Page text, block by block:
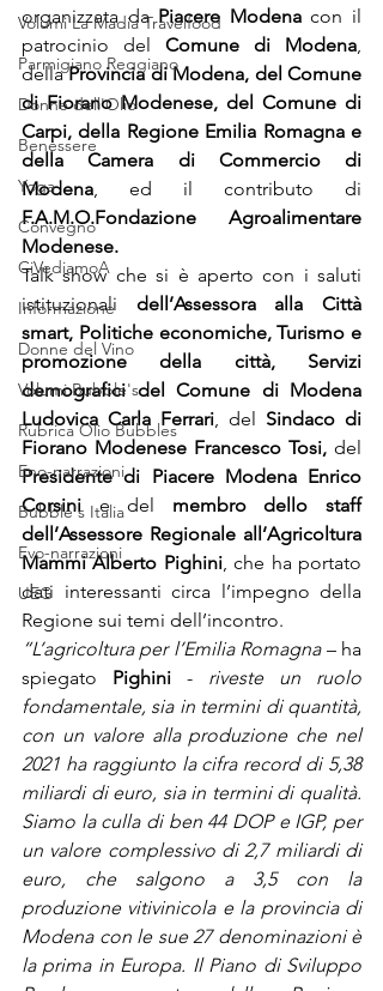
Volumi La Madia Travelfood
Parmigiano Reggiano
Donne dell'Olio
Benessere
Yoga
Convegno
CiVediamoA
Informazione
Donne del Vino
Volumi Bubble's
Rubrica Olio Bubbles
Eno-narrazioni
Bubble's Italia
Evo-narrazioni
UEG
organizzata da Piacere Modena con il
patrocinio del Comune di Modena
della Provincia di Modena, del Comune
di Fiorano Modenese, del Comune di
Carpi, della Regione Emilia Romagna e
della Camera di Commercio di
Modena , ed il contributo di
F.A.M.O.Fondazione Agroalimentare
Modenese.
Talk show che si è aperto con i saluti
istituzionali dell’Assessora alla Città
smart, Politiche economiche, Turismo e
promozione della città, Servizi
demografici del Comune di Modena
Ludovica Carla Ferrari , del Sindaco di
Fiorano Modenese Francesco Tosi, del
Presidente di Piacere Modena Enrico
Corsini e del membro dello staff
dell’Assessore Regionale all’Agricoltura
Mammi Alberto Pighini, che ha portato
dati interessanti circa l’impegno della
Regione sui temi dell’incontro.
“L’agricoltura per l’Emilia Romagna – ha
spiegato Pighini - riveste un ruolo
fondamentale, sia in termini di quantità,
con un valore alla produzione che nel
2021 ha raggiunto la cifra record di 5,38
miliardi di euro, sia in termini di qualità.
Siamo la culla di ben 44 DOP e IGP, per
un valore complessivo di 2,7 miliardi di
euro, che salgono a 3,5 con la
produzione vitivinicola e la provincia di
Modena con le sue 27 denominazioni è
la prima in Europa. Il Piano di Sviluppo